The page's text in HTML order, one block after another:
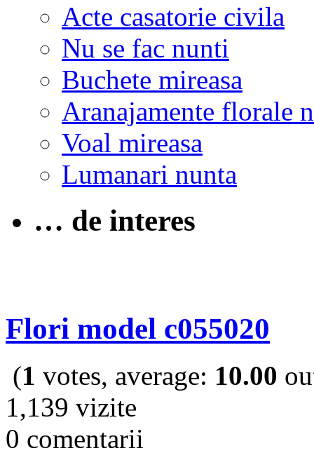
Acte casatorie civila
Nu se fac nunti
Buchete mireasa
Aranajamente florale
Voal mireasa
Lumanari nunta
… de interes
Flori model c055020
(1 votes, average: 10.00
1,139 vizite
0 comentarii